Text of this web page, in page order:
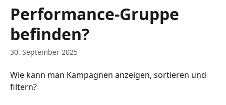
Performance-Gruppe
befinden?
30. September 2025
Wie kann man Kampagnen anzeigen, sortieren und
filtern?